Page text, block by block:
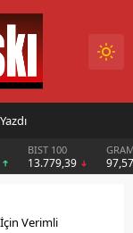
GRAM GÜMÜŞ
97,57
Verimli